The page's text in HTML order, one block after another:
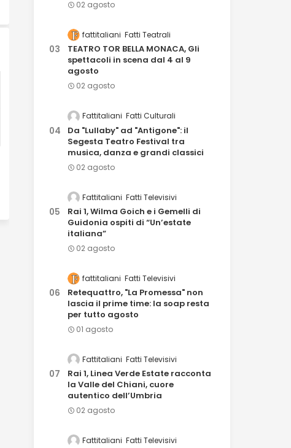
02 agosto
fattitaliani Fatti Teatrali
TEATRO TOR BELLA MONACA, Gli
spettacoli in scena dal 4 al 9
agosto
02 agosto
Fattitaliani Fatti Culturali
Da "Lullaby" ad "Antigone": il
Segesta Teatro Festival tra
musica, danza e grandi classici
02 agosto
Fattitaliani Fatti Televisivi
Rai 1, Wilma Goich e i Gemelli di
Guidonia ospiti di “Un’estate
italiana”
02 agosto
fattitaliani Fatti Televisivi
Retequattro, "La Promessa" non
lascia il prime time: la soap resta
per tutto agosto
01 agosto
Fattitaliani Fatti Televisivi
Rai 1, Linea Verde Estate racconta
la Valle del Chiani, cuore
autentico dell’Umbria
02 agosto
Fattitaliani Fatti Televisivi